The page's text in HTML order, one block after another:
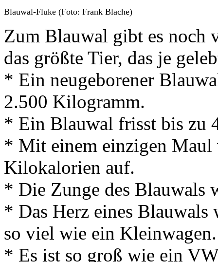
Blauwal-Fluke (Foto: Frank Blache)
Zum Blauwal gibt es noch
das größte Tier, das je
* Ein neugeborener
2.500 Kilogramm.
* Ein Blauwal frisst bis zu
* Mit einem einzigen
Kilokalorien auf.
* Die Zunge des Blauwals
* Das Herz eines
so viel wie ein Kleinwagen.
* Es ist so groß wie ein